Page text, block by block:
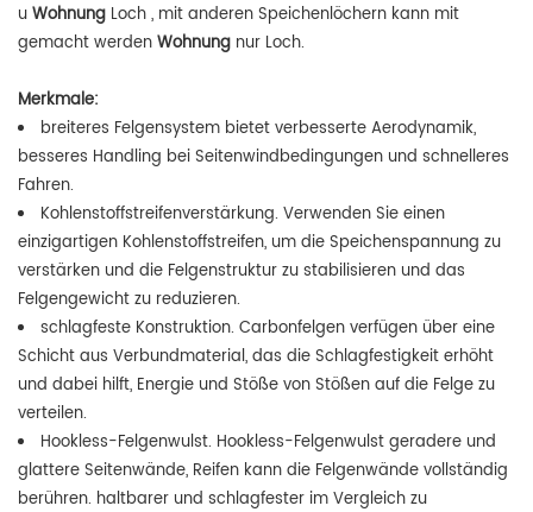
uWohnung Loch , mit anderen Speichenlöchern kann mit
gemacht werdenWohnung nur Loch.
Merkmale:
breiteres Felgensystem bietet verbesserte Aerodynamik,
besseres Handling bei Seitenwindbedingungen und schnelleres
Fahren.
Kohlenstoffstreifenverstärkung. Verwenden Sie einen
einzigartigen Kohlenstoffstreifen, um die Speichenspannung zu
verstärken und die Felgenstruktur zu stabilisieren und das
Felgengewicht zu reduzieren.
schlagfeste Konstruktion. Carbonfelgen verfügen über eine
Schicht aus Verbundmaterial, das die Schlagfestigkeit erhöht
und dabei hilft, Energie und Stöße von Stößen auf die Felge zu
verteilen.
Hookless-Felgenwulst. Hookless-Felgenwulst geradere und
glattere Seitenwände, Reifen kann die Felgenwände vollständig
berühren. haltbarer und schlagfester im Vergleich zu